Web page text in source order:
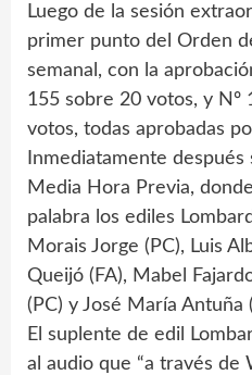
Luego de la sesión
primer punto del Orden
semanal, con la
155 sobre 20 votos, y Nº
votos, todas aprobadas
Inmediatamente después
Media Hora Previa,
palabra los ediles
Morais Jorge (PC), Luis
Queijó (FA), Mabel
(PC) y José María Antuña
El suplente de edil
al audio que “a través de